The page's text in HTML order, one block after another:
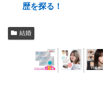
歴を探る！
結婚